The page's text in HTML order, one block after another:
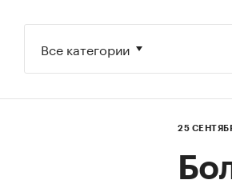
Все категории
25